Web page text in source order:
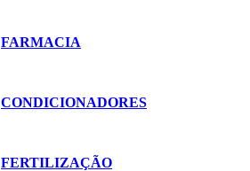
FARMACIA
CONDICIONADORES
FERTILIZAÇÃO